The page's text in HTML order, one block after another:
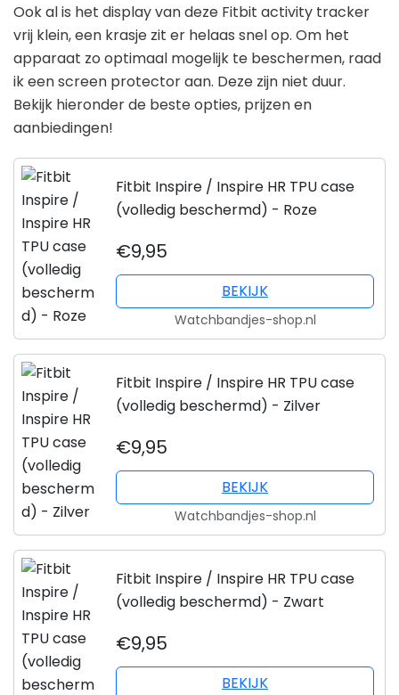
Ook al is het display van deze Fitbit activity tracker
vrij klein, een krasje zit er helaas snel op. Om het
apparaat zo optimaal mogelijk te beschermen, raad
ik een screen protector aan. Deze zijn niet duur.
Bekijk hieronder de beste opties, prijzen en
aanbiedingen!
Fitbit Inspire / Inspire HR TPU case
(volledig beschermd) - Roze
€9,95
BEKIJK
Watchbandjes-shop.nl
Fitbit Inspire / Inspire HR TPU case
(volledig beschermd) - Zilver
€9,95
BEKIJK
Watchbandjes-shop.nl
Fitbit Inspire / Inspire HR TPU case
(volledig beschermd) - Zwart
€9,95
BEKIJK